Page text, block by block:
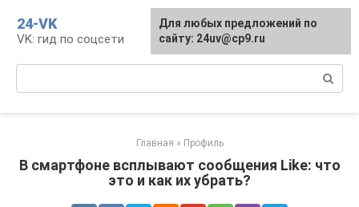
контенту
24-VK
VK: гид по соцсети
Главная » Профиль
В смартфоне всплывают сообщения Like: что
это и как их убрать?
Для любых предложений по
сайту: 24uv@cp9.ru